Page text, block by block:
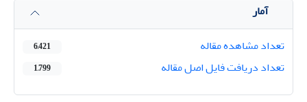
آمار
تعداد مشاهده مقاله
6,421
تعداد دریافت فایل اصل مقاله 1,799